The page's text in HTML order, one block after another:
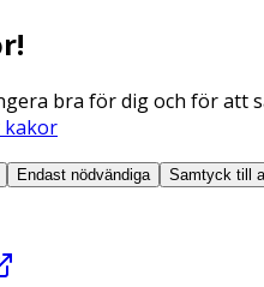
bra för dig och för att
kakor
Endast nödvändiga Samtyck till